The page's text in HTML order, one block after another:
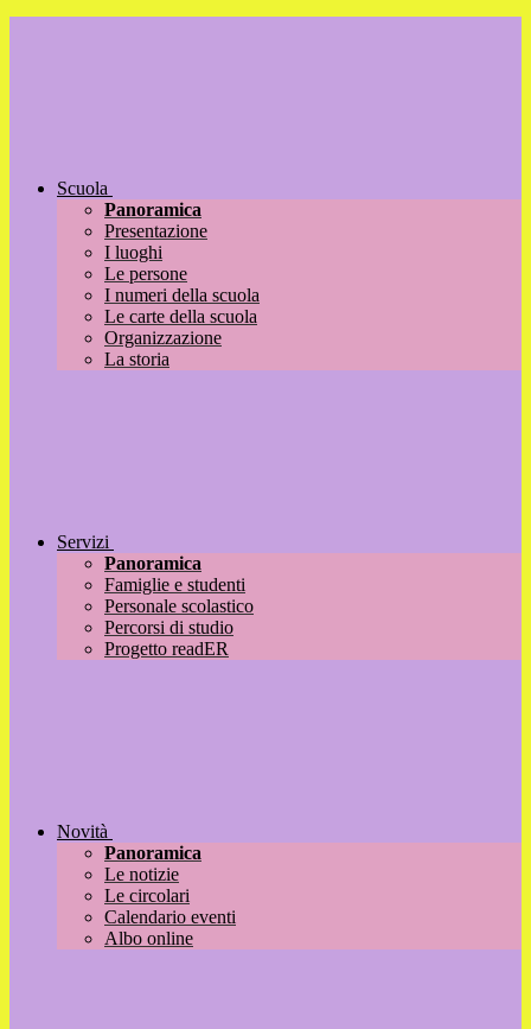
Scuola
Panoramica
Presentazione
I luoghi
Le persone
I numeri della scuola
Le carte della scuola
Organizzazione
La storia
Servizi
Panoramica
Famiglie e studenti
Personale scolastico
Percorsi di studio
Progetto readER
Novità
Panoramica
Le notizie
Le circolari
Calendario eventi
Albo online